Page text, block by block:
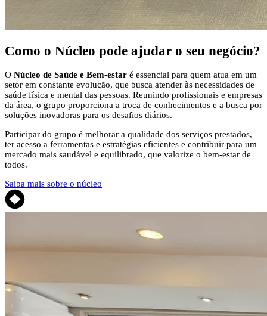
Como o Núcleo pode ajudar o seu negócio?
O Núcleo de Saúde e Bem-estar é essencial para quem atua em um
setor em constante evolução, que busca atender às necessidades de
saúde física e mental das pessoas. Reunindo profissionais e empresas
da área, o grupo proporciona a troca de conhecimentos e a busca por
soluções inovadoras para os desafios diários.
Participar do grupo é melhorar a qualidade dos serviços prestados,
ter acesso a ferramentas e estratégias eficientes e contribuir para um
mercado mais saudável e equilibrado, que valorize o bem-estar de
todos.
Saiba mais sobre o núcleo